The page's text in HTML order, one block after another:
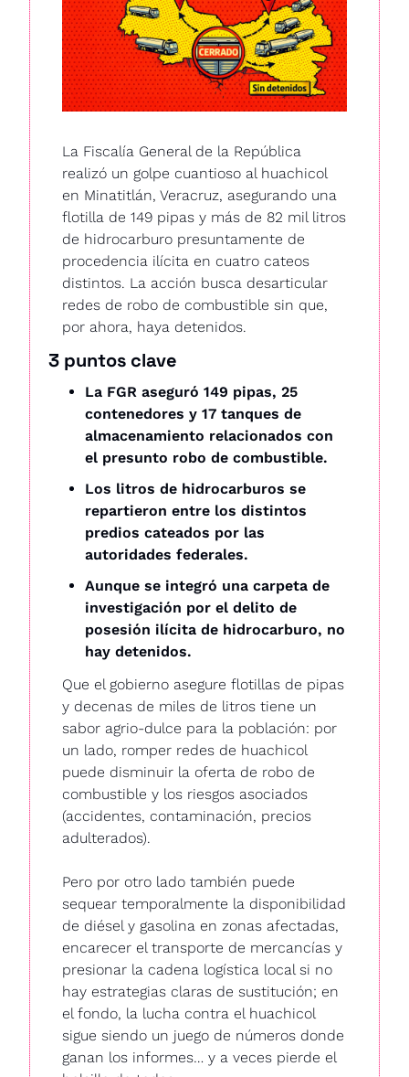
La Fiscalía General de la República
realizó un golpe cuantioso al huachicol
en Minatitlán, Veracruz, asegurando una
flotilla de 149 pipas y más de 82 mil litros
de hidrocarburo presuntamente de
procedencia ilícita en cuatro cateos
distintos. La acción busca desarticular
redes de robo de combustible sin que,
por ahora, haya detenidos.
3 puntos clave
La FGR aseguró 149 pipas, 25
contenedores y 17 tanques de
almacenamiento relacionados con
el presunto robo de combustible.
Los litros de hidrocarburos se
repartieron entre los distintos
predios cateados por las
autoridades federales.
Aunque se integró una carpeta de
investigación por el delito de
posesión ilícita de hidrocarburo, no
hay detenidos.
Que el gobierno asegure flotillas de pipas
y decenas de miles de litros tiene un
sabor agrio-dulce para la población: por
un lado, romper redes de huachicol
puede disminuir la oferta de robo de
combustible y los riesgos asociados
(accidentes, contaminación, precios
adulterados).
Pero por otro lado también puede
sequear temporalmente la disponibilidad
de diésel y gasolina en zonas afectadas,
encarecer el transporte de mercancías y
presionar la cadena logística local si no
hay estrategias claras de sustitución; en
el fondo, la lucha contra el huachicol
sigue siendo un juego de números donde
ganan los informes… y a veces pierde el